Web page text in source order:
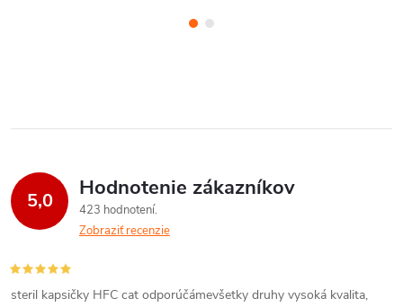
5,0 Hodnotenie zákazníkov
423 hodnotení
Zobraziť recenzie
steril kapsičky HFC cat odporúčámevšetky druhy vysoká kvalita,